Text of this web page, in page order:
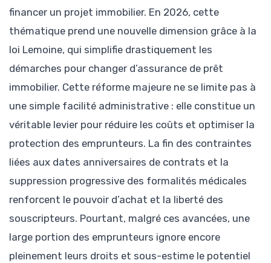
financer un projet immobilier. En 2026, cette
thématique prend une nouvelle dimension grâce à la
loi Lemoine, qui simplifie drastiquement les
démarches pour changer d’assurance de prêt
immobilier. Cette réforme majeure ne se limite pas à
une simple facilité administrative : elle constitue un
véritable levier pour réduire les coûts et optimiser la
protection des emprunteurs. La fin des contraintes
liées aux dates anniversaires de contrats et la
suppression progressive des formalités médicales
renforcent le pouvoir d’achat et la liberté des
souscripteurs. Pourtant, malgré ces avancées, une
large portion des emprunteurs ignore encore
pleinement leurs droits et sous-estime le potentiel